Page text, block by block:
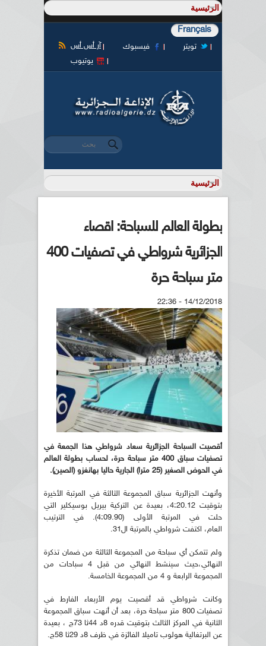
Français
آر أس أس فيسبوك
تويتر
يوتيوب
استمارة البحث
‏بحث ‏
بطولة العالم للسباحة: اقصاء
الجزائرية شرواطي في تصفيات 400
متر سباحة حرة
14/12/2018 - 22:36
أقصيت السباحة الجزائرية سعاد شرواطي هذا الجمعة في
تصفيات سباق 400 متر سباحة حرة، لحساب بطولة العالم
في الحوض الصغير (25 مترا) الجارية حاليا بهانغزو (الصين).
وأنهت الجزائرية سباق المجموعة الثالثة في المرتبة الأخيرة
بتوقيت 4:20.12، بعيدة عن التركية بيريل بوسيكلير التي
حلت في المرتبة الأولى (4:09.90). في الترتيب
العام، اكتفت شرواطي بالمرتبة ال31.
ولم تتمكن أي سباحة من المجموعة الثالثة من ضمان تذكرة
النهائي،حيث سينشط النهائي من قبل 4 سباحات من
المجموعة الرابعة و 4 من المجموعة الخامسة.
وكانت شرواطي قد أقصيت يوم الأربعاء الفارط في
تصفيات 800 متر سباحة حرة، بعد أن أنهت سباق المجموعة
الثانية في المركز الثالث بتوقيت قدره 8د 44ثا 73ج ، بعيدة
عن البرتغالية هولوب تاميلا الفائزة في ظرف 8د 29ثا 58ج.